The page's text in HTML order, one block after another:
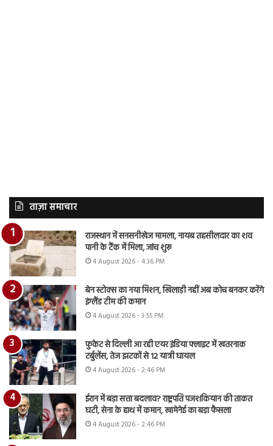
ताज़ा समाचार
राजस्थान में सनसनीखेज मामला, नायब तहसीलदार का शव
पानी के टैंक में मिला, जांच शुरू
4 August 2026 - 4:36 PM
बेन स्टोक्स का नया मिशन, खिलाड़ी नहीं अब कोच बनकर करेंगे
इंग्लैंड टीम की कमान
4 August 2026 - 3:55 PM
फुकेट से दिल्ली आ रही एयर इंडिया फ्लाइट में खतरनाक
टर्बुलेंस, तेज झटकों से 12 यात्री घायल
4 August 2026 - 2:46 PM
ईरान में बड़ा सत्ता बदलाव? राष्ट्रपति पजशकियान की ताकत
घटी, सेना के हाथ में कमान, खामेनेई का बड़ा फैसला
4 August 2026 - 2:46 PM